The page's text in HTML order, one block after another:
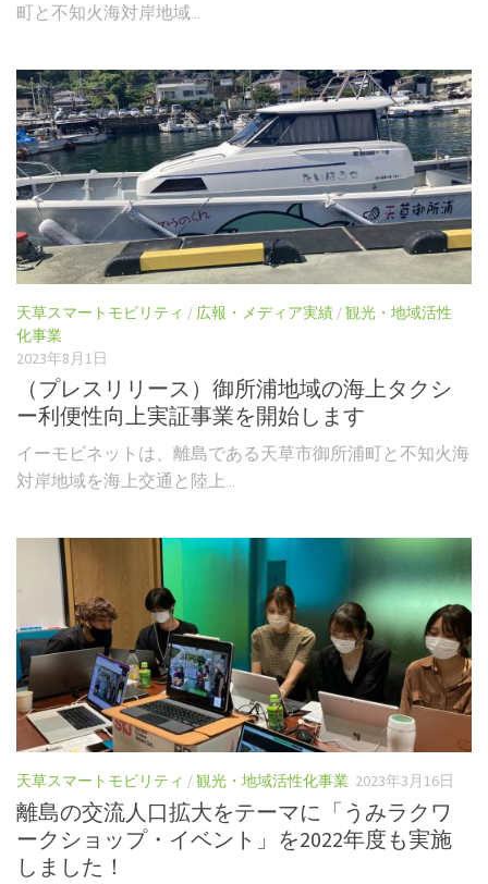
町と不知火海対岸地域...
天草スマートモビリティ / 広報・メディア実績 /観光・地域活性
化事業
2023年8月1日
（プレスリリース）御所浦地域の海上タクシ
ー利便性向上実証事業を開始します
イーモビネットは、離島である天草市御所浦町と不知火海
対岸地域を海上交通と陸上...
天草スマートモビリティ /観光・地域活性化事業 2023年3月16日
離島の交流人口拡大をテーマに「うみラクワ
ークショップ・イベント」を2022年度も実施
しました！